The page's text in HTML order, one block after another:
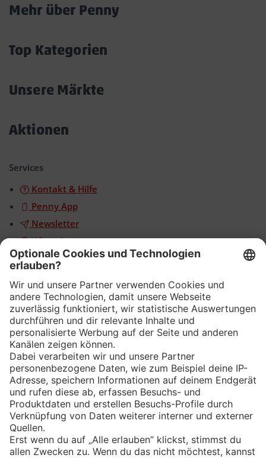
Mehr über Penny
Top Kategorien
Unsere Märkte
Aktionen
Services
Kontakt & Hilfe
Penny App
Newsletter
WhatsApp
App